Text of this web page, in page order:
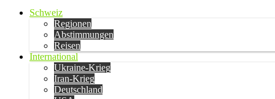
Schweiz
Regionen
Abstimmungen
Reisen
International
Ukraine-Krieg
Iran-Krieg
Deutschland